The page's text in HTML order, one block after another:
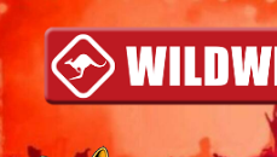
Inhalt
springen